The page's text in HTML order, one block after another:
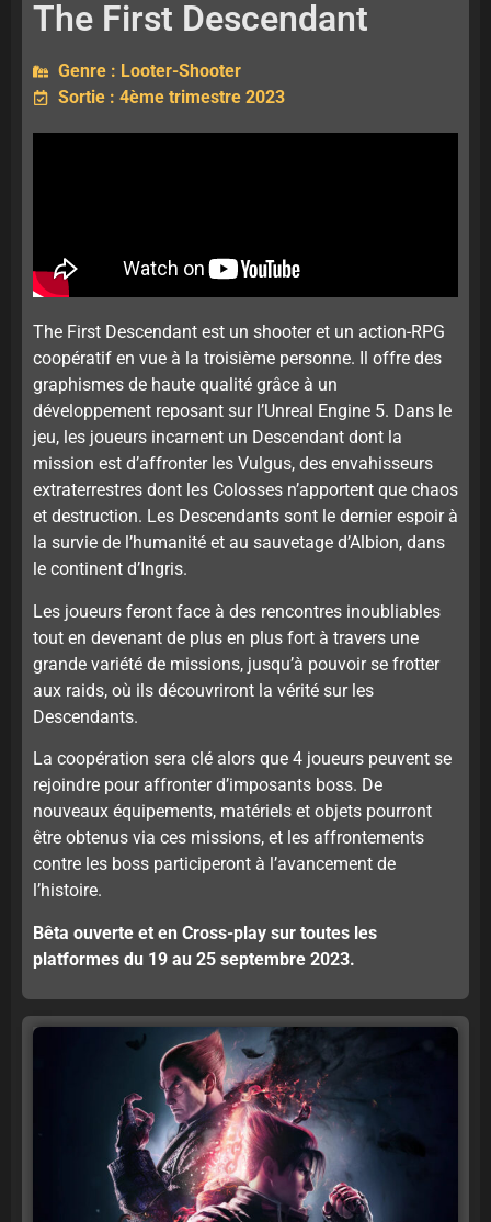
The First Descendant
Genre : Looter-Shooter
Sortie : 4ème trimestre 2023
The First Descendant est un shooter et un action-RPG
coopératif en vue à la troisième personne. Il offre des
graphismes de haute qualité grâce à un
développement reposant sur l’Unreal Engine 5. Dans le
jeu, les joueurs incarnent un Descendant dont la
mission est d’affronter les Vulgus, des envahisseurs
extraterrestres dont les Colosses n’apportent que chaos
et destruction. Les Descendants sont le dernier espoir à
la survie de l’humanité et au sauvetage d’Albion, dans
le continent d’Ingris.
Les joueurs feront face à des rencontres inoubliables
tout en devenant de plus en plus fort à travers une
grande variété de missions, jusqu’à pouvoir se frotter
aux raids, où ils découvriront la vérité sur les
Descendants.
La coopération sera clé alors que 4 joueurs peuvent se
rejoindre pour affronter d’imposants boss. De
nouveaux équipements, matériels et objets pourront
être obtenus via ces missions, et les affrontements
contre les boss participeront à l’avancement de
l’histoire.
Bêta ouverte et en Cross-play sur toutes les
platformes du 19 au 25 septembre 2023.